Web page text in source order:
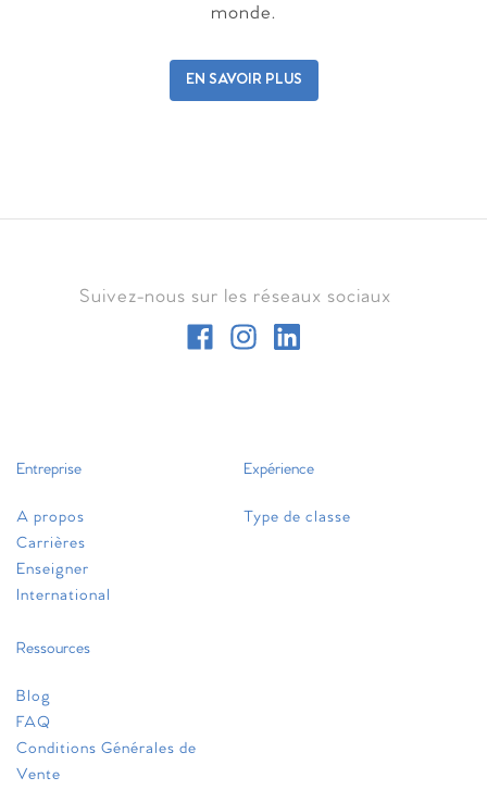
monde.
EN SAVOIR PLUS
Suivez-nous sur les réseaux sociaux
Entreprise
A propos
Carrières
Enseigner
International
Expérience
Type de classe
Ressources
Blog
FAQ
Conditions Générales de
Vente